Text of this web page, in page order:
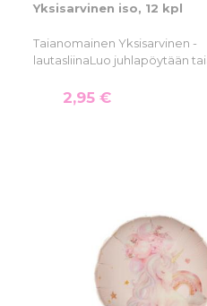
Yksisarvinen iso, 12 kpl
Taianomainen Yksisarvinen -
lautasliinaLuo juhlapöytään
2,95 €